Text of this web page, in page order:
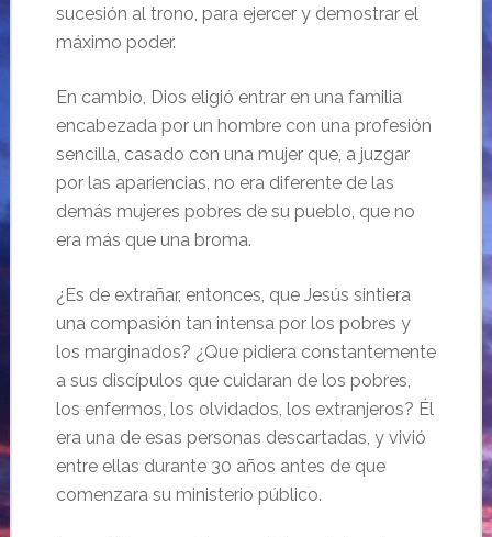
sucesión al trono, para ejercer y demostrar el
máximo poder.
En cambio, Dios eligió entrar en una familia
encabezada por un hombre con una profesión
sencilla, casado con una mujer que, a juzgar
por las apariencias, no era diferente de las
demás mujeres pobres de su pueblo, que no
era más que una broma.
¿Es de extrañar, entonces, que Jesús sintiera
una compasión tan intensa por los pobres y
los marginados? ¿Que pidiera constantemente
a sus discípulos que cuidaran de los pobres,
los enfermos, los olvidados, los extranjeros? Él
era una de esas personas descartadas, y vivió
entre ellas durante 30 años antes de que
comenzara su ministerio público.